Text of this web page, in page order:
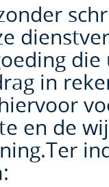
in
en de